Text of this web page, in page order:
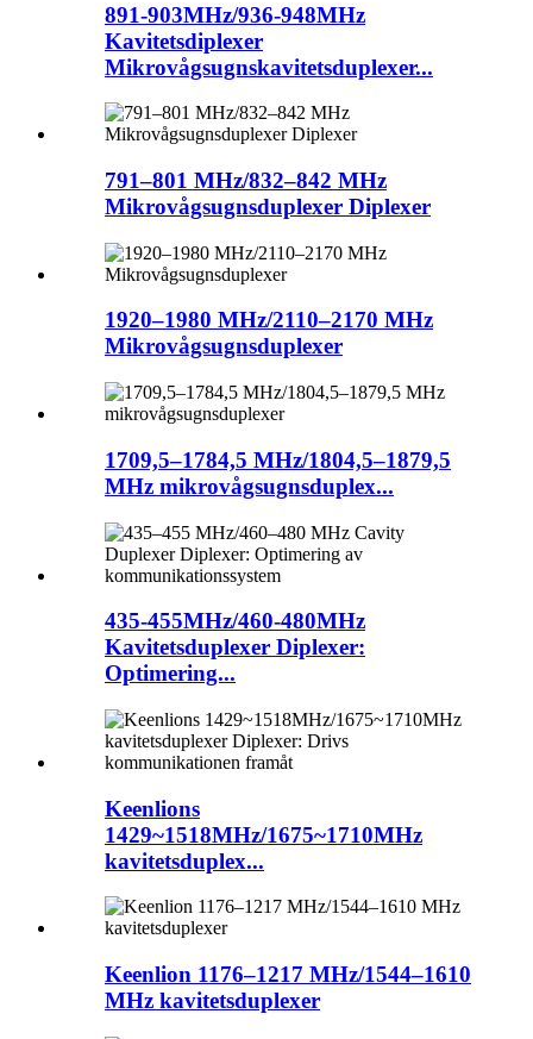
891-903MHz/936-948MHz
Kavitetsdiplexer
Mikrovågsugnskavitetsduplexer...
791–801 MHz/832–842 MHz
Mikrovågsugnsduplexer Diplexer
1920–1980 MHz/2110–2170 MHz
Mikrovågsugnsduplexer
1709,5–1784,5 MHz/1804,5–1879,5
MHz mikrovågsugnsduplex...
435-455MHz/460-480MHz
Kavitetsduplexer Diplexer:
Optimering...
Keenlions
1429~1518MHz/1675~1710MHz
kavitetsduplex...
Keenlion 1176–1217 MHz/1544–1610
MHz kavitetsduplexer